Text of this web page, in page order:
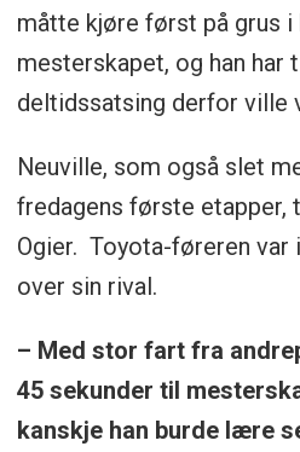
måtte kjøre først på grus i
mesterskapet, og han har
deltidssatsing derfor
Neuville, som også slet
fredagens første etapper,
Ogier. Toyota-føreren
over sin rival.
– Med stor fart fra
45 sekunder til
kanskje han burde lære